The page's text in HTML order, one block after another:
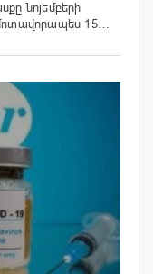
նոյեմբերի
մոտավորապես 15…